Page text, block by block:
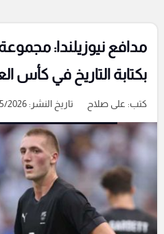
مدافع نيوزيلندا:
بكتابة التاريخ في كأس
كتب: على صلاح تاريخ النشر: 26/05/2026